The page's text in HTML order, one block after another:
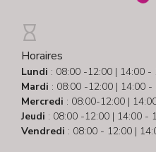
Horaires
Lundi : 08:00 -12:00 | 14:00 -
Mardi : 08:00 -12:00 | 14:00 -
Mercredi : 08:00-12:00 |
Jeudi : 08:00 -12:00 | 14:00 -
Vendredi : 08:00 - 12:00 |